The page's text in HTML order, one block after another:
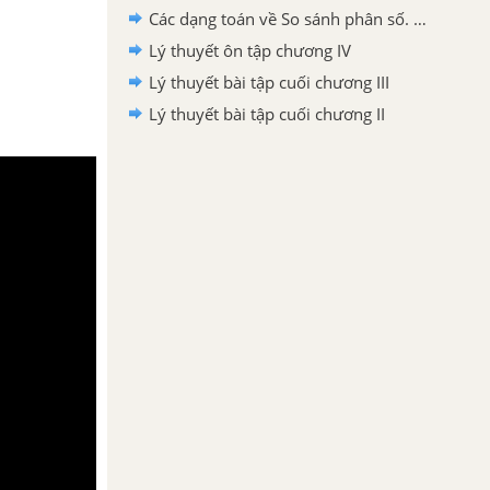
Các dạng toán về So sánh phân số. Hỗn số dương
Lý thuyết ôn tập chương IV
Lý thuyết bài tập cuối chương III
Lý thuyết bài tập cuối chương II